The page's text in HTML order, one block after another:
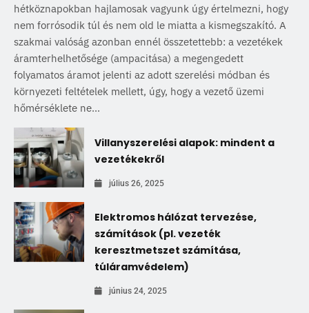
hétköznapokban hajlamosak vagyunk úgy értelmezni, hogy
nem forrósodik túl és nem old le miatta a kismegszakító. A
szakmai valóság azonban ennél összetettebb: a vezetékek
áramterhelhetősége (ampacitása) a megengedett
folyamatos áramot jelenti az adott szerelési módban és
környezeti feltételek mellett, úgy, hogy a vezető üzemi
hőmérséklete ne...
Villanyszerelési alapok: mindent a
vezetékekről
július 26, 2025
Elektromos hálózat tervezése,
számítások (pl. vezeték
keresztmetszet számítása,
túláramvédelem)
június 24, 2025